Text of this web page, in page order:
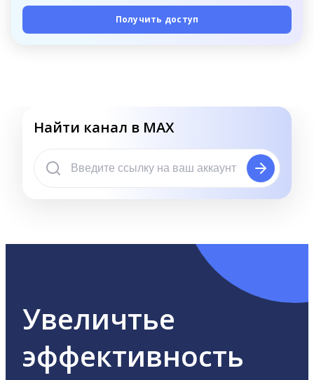
Получить доступ
Найти канал в MAX
Увеличтье
эффективность